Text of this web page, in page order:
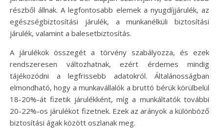
részből állnak. A legfontosabb elemek a nyugdíjjárulék, az
egészségbiztosítási járulék, a munkanélküli biztosítási
járulék, valamint a balesetbiztosítás.
A járulékok összegét a törvény szabályozza, és ezek
rendszeresen változhatnak, ezért érdemes mindig
tájékozódni a legfrissebb adatokról. Általánosságban
elmondható, hogy a munkavállalók a bruttó bérük körülbelül
18-20%-át fizetik járulékként, míg a munkáltatók további
20-22%-os járulékot fizetnek. Ezek az arányok a különböző
biztosítási ágak között oszlanak meg.